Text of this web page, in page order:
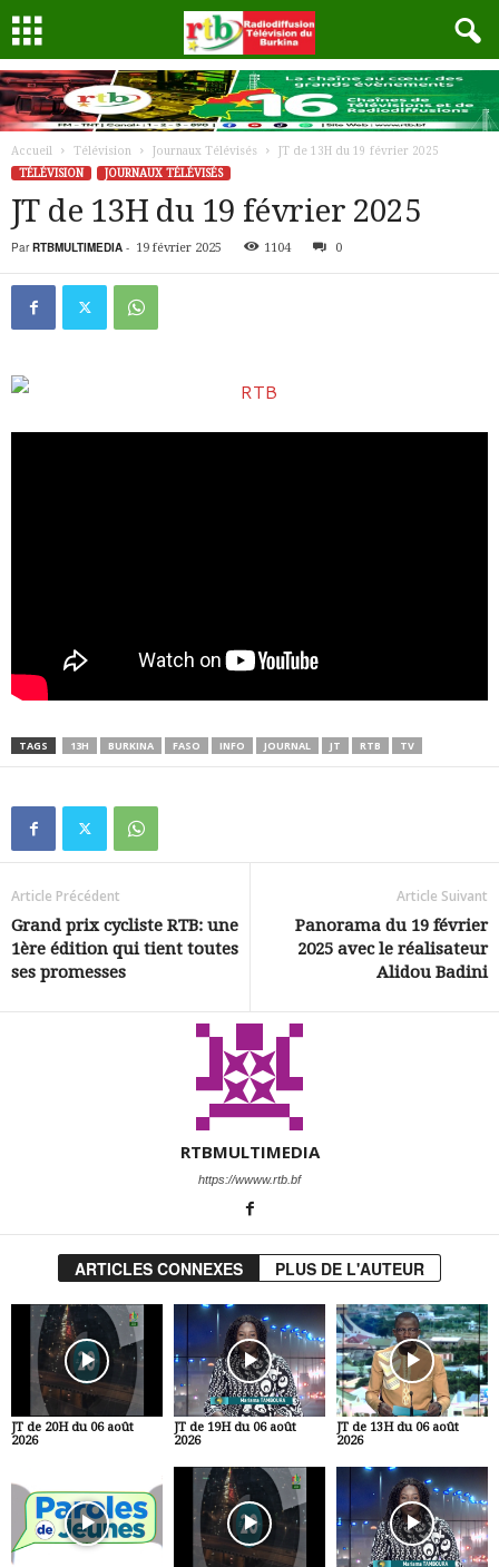
Accueil Télévision Journaux Télévisés
JT de 13H du 19 février 2025
TÉLÉVISION
JOURNAUX TÉLÉVISÉS
JT de 13H du 19 février 2025
Par RTBMULTIMEDIA - 19 février 2025 1104 0
TAGS 13H BURKINA FASO INFO JOURNAL JT RTB TV
Article Précédent
Grand prix cycliste RTB: une
1ère édition qui tient toutes
ses promesses
Article Suivant
Panorama du 19 février
2025 avec le réalisateur
Alidou Badini
RTBMULTIMEDIA
https://wwww.rtb.bf
ARTICLES CONNEXES PLUS DE L'AUTEUR
JT de 20H du 06 août
2026
JT de 19H du 06 août
2026
JT de 13H du 06 août
2026